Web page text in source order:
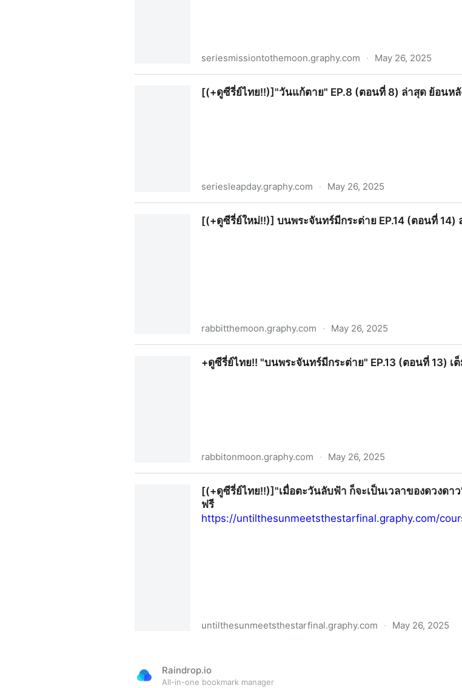
seriesmissiontothemoon.graphy.com · May 26, 2025
[(+ดูซีรี่ย์ไทย!!)]"วันแก้ตาย" EP.8 (ตอนที่ 8) ล่าสุด ย้อนหลั
seriesleapday.graphy.com · May 26, 2025
[(+ดูซีรี่ย์ใหม่!!)] บนพระจันทร์มีกระต่าย EP.14 (ตอนที่ 14)
rabbitthemoon.graphy.com · May 26, 2025
+ดูซีรี่ย์ไทย!! "บนพระจันทร์มีกระต่าย" EP.13 (ตอนที่ 13) เ
rabbitonmoon.graphy.com · May 26, 2025
[(+ดูซีรี่ย์ไทย!!)]"เมื่อตะวันลับฟ้า ก็จะเป็นเวลาของดวงดา
ฟรี
https://untilthesunmeetsthestarfinal.graphy.com/
untilthesunmeetsthestarfinal.graphy.com · May 26, 2025
Raindrop.io
All-in-one bookmark manager